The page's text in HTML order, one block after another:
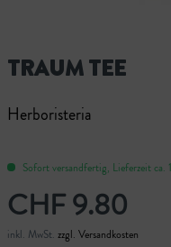
TRAUM TEE
Herboristeria
Sofort versandfertig, Lieferzeit ca.
CHF 9.80
inkl. MwSt. zzgl. Versandkosten